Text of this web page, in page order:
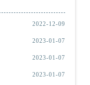
2022-12-09
2023-01-07
2023-01-07
2023-01-07